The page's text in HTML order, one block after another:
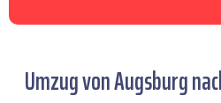
Umzug von Augsburg